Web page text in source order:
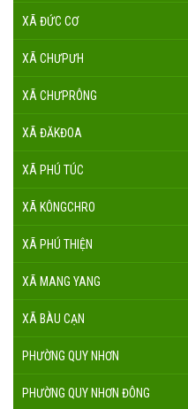
XÃ ĐỨC CƠ
XÃ CHƯPƯH
XÃ CHƯPRÔNG
XÃ ĐĂKĐOA
XÃ PHÚ TÚC
XÃ KÔNGCHRO
XÃ PHÚ THIỆN
XÃ MANG YANG
XÃ BÀU CẠN
PHƯỜNG QUY NHƠN
PHƯỜNG QUY NHƠN ĐÔNG